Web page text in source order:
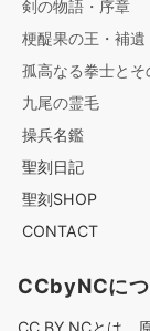
剣の物語・序章
梗醍果の王・補遺
孤高なる拳士と
九尾の霊毛
操兵名鑑
聖刻日記
聖刻SHOP
CONTACT
CCbyNCに